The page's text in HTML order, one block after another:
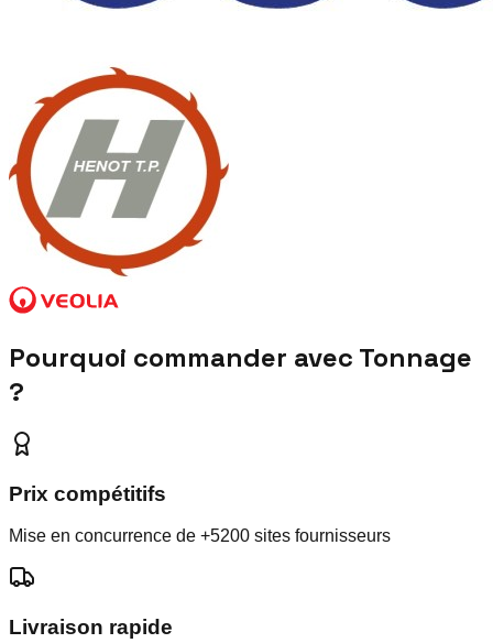
Pourquoi commander avec Tonnage
?
Prix compétitifs
Mise en concurrence de +5200 sites fournisseurs
Livraison rapide